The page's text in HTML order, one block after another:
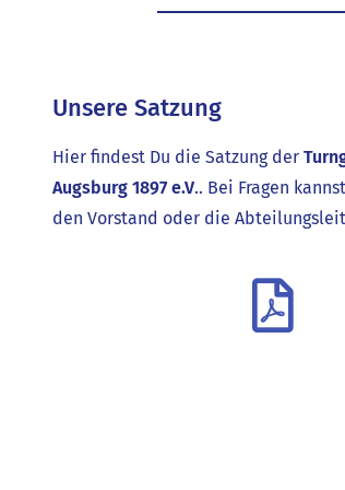
Unsere Satzung
Hier findest Du die Satzung der
Augsburg 1897 e.V.. Bei Fragen
den Vorstand oder die